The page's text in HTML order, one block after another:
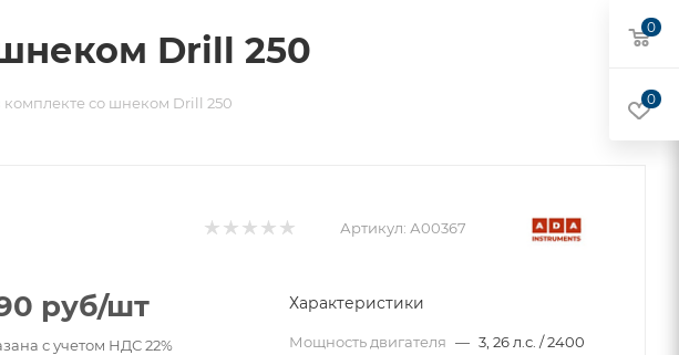
Drill 250
со шнеком Drill 250
Артикул: А00367
руб/шт
с учетом НДС 22%
Характеристики
Мощность двигателя — 3, 26 л.с. / 2400
0
0